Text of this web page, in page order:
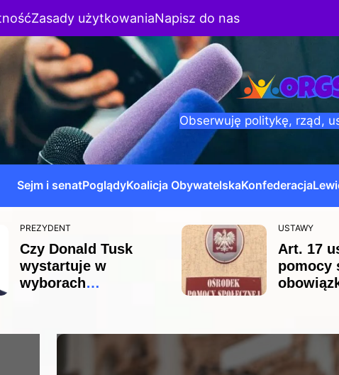
Zasady użytkowaniaNapisz do nas
Obserwuję politykę, rząd,
Sejm i senatPoglądyKoalicja ObywatelskaKonfederacja
PREZYDENT
Czy Donald Tusk
wystartuje w
wyborach
informacje i
USTAWY
Art. 17
pomocy